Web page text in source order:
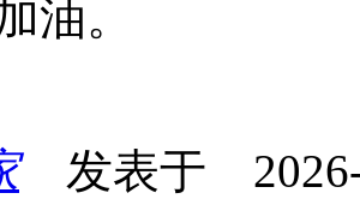
油。
发表于 2026-